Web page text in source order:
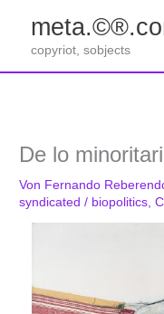
springencopyriot, sobjects
De lo
Von Fernando
syndicated / biopolitics ,